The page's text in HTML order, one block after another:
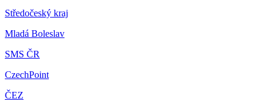
Středočeský kraj
Mladá Boleslav
SMS ČR
CzechPoint
ČEZ